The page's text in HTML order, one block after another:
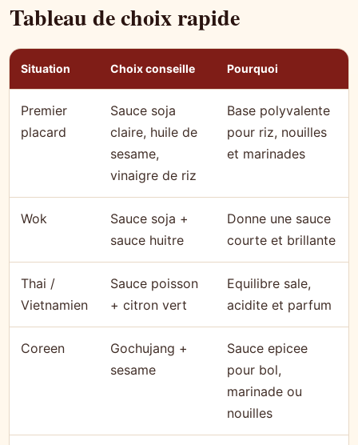
Tableau de choix rapide
Situation Choix conseille Pourquoi
Premier
placard
Sauce soja
claire, huile de
sesame,
vinaigre de riz
Base polyvalente
pour riz, nouilles
et marinades
Wok
Sauce soja +
sauce huitre
Donne une sauce
courte et brillante
Thai /
Vietnamien
Sauce poisson
+ citron vert
Equilibre sale,
acidite et parfum
Coreen
Gochujang +
sesame
Sauce epicee
pour bol,
marinade ou
nouilles